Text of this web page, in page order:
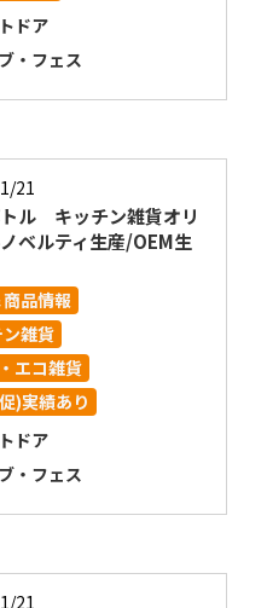
ドア
・フェス
21
ル キッチン雑貨オリ
ベルティ生産/OEM生
品情報
雑貨
エコ雑貨
)実績あり
ドア
・フェス
21